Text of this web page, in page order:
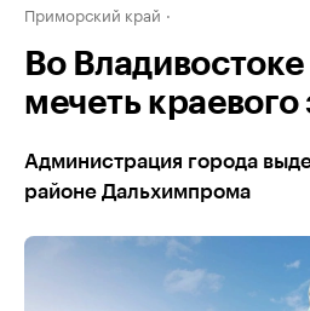
Приморский край
Во
мечеть краевого
Администрация города
районе Дальхимпрома